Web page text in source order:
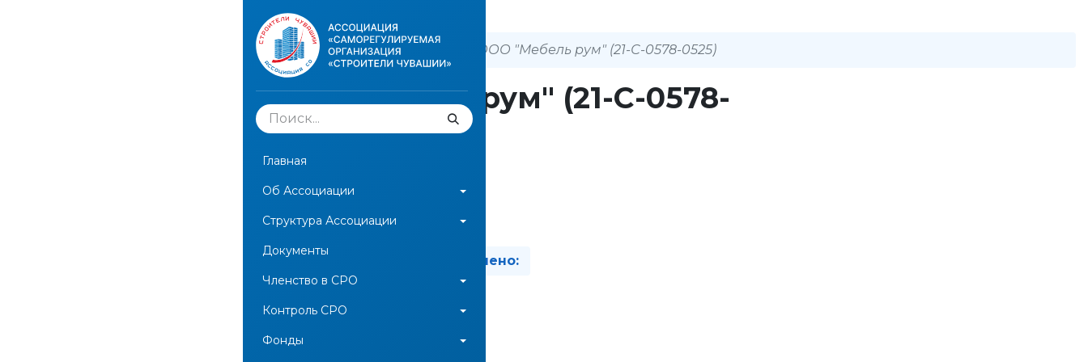
Главная
Об Ассоциации
Структура Ассоциации
Документы
Членство в СРО
Контроль СРО
Фонды
Сведения о членах СРО ООО "Мебель рум" (21-С-0578-0525)
ООО "Мебель рум" (21-С-0578-
0525)
Опубликовано: Изменено:
Экспортировать файл